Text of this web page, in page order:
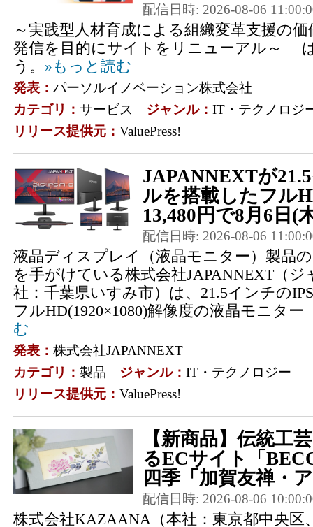
配信日時: 2026-08-06
～実践型人材育成による組織変革支援の
発信を目的にサイトをリニューアル～ 「
う。 »もっと読む
発表： パーソルイノベーション株式会社
カテゴリ： サービス ジャンル： IT・テクノロジ
リリース提供元： ValuePress!
JAPANNEXTが
ルを搭載したフル
13,480円で8月6日(
配信日時: 2026-08-06
液晶ディスプレイ（液晶モニター）製品
を手がけている株式会社JAPANNEXT（
社：千葉県いすみ市）は、21.5インチの
フルHD(1920×1080)解像度の液晶モニター
む
発表： 株式会社JAPANNEXT
カテゴリ： 製品 ジャンル： IT・テクノロジー
リリース提供元： ValuePress!
【新商品】伝統工
るECサイト「
四季「加賀友禅・
配信日時: 2026-08-06
株式会社KAZAANA（本社：東京都中央区